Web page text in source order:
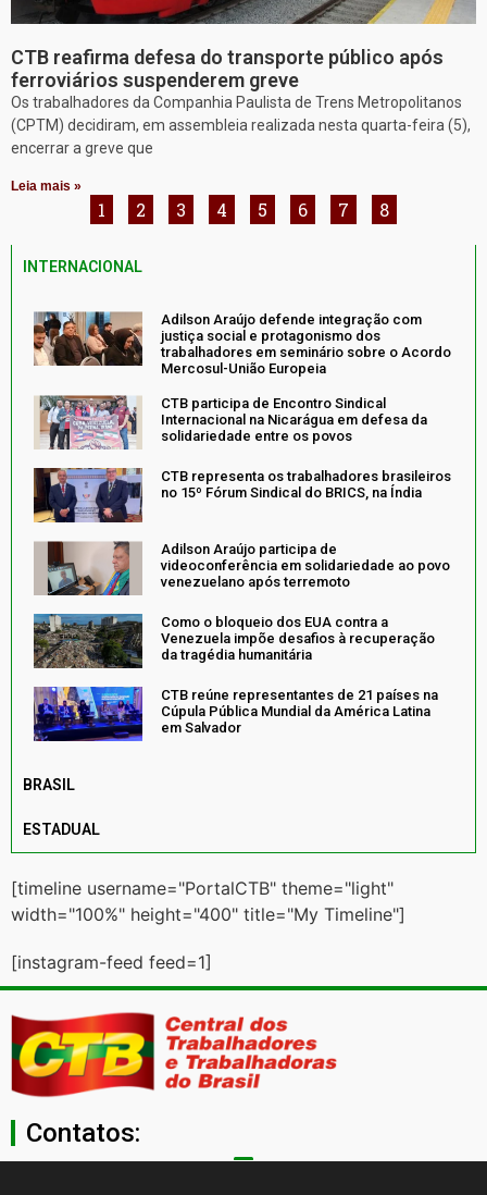
CTB reafirma defesa do transporte público após
ferroviários suspenderem greve
Os trabalhadores da Companhia Paulista de Trens Metropolitanos
(CPTM) decidiram, em assembleia realizada nesta quarta-feira (5),
encerrar a greve que
Leia mais »
1 2 3 4 5 6 7 8
INTERNACIONAL
Adilson Araújo defende integração com
justiça social e protagonismo dos
trabalhadores em seminário sobre o Acordo
Mercosul-União Europeia
CTB participa de Encontro Sindical
Internacional na Nicarágua em defesa da
solidariedade entre os povos
CTB representa os trabalhadores brasileiros
no 15º Fórum Sindical do BRICS, na Índia
Adilson Araújo participa de
videoconferência em solidariedade ao povo
venezuelano após terremoto
Como o bloqueio dos EUA contra a
Venezuela impõe desafios à recuperação
da tragédia humanitária
CTB reúne representantes de 21 países na
Cúpula Pública Mundial da América Latina
em Salvador
BRASIL
ESTADUAL
[timeline username="PortalCTB" theme="light"
width="100%" height="400" title="My Timeline"]
[instagram-feed feed=1]
Contatos: